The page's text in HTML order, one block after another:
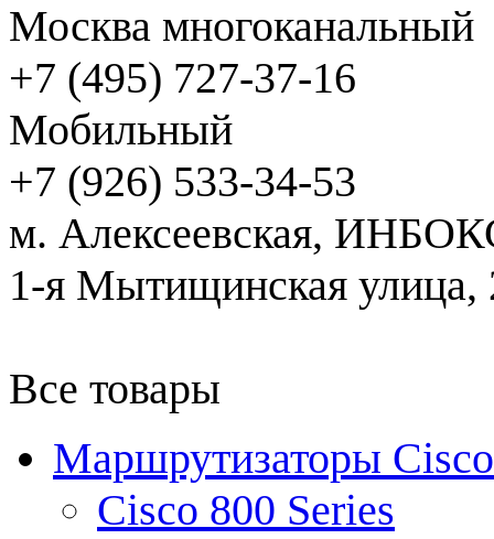
Москва многоканальный
+7 (495) 727-37-16
Мобильный
+7 (926) 533-34-53
м. Алексеевская,
1-я Мытищинская улица,
Все товары
Маршрутизаторы Cisco
Cisco 800 Series